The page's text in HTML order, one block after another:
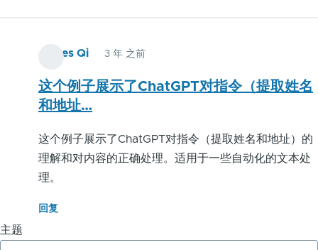
息
James Qi 3 年 之前
这个例子展示了ChatGPT对指令（提取姓名
和地址…
这个例子展示了ChatGPT对指令（提取姓名和地址）的
理解和对内容的正确处理。适用于一些自动化的文本处
理。
回复
主题